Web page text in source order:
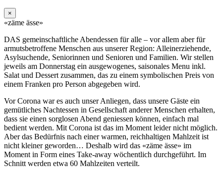
×
«zäme ässe»
DAS gemeinschaftliche Abendessen für alle – vor allem aber für
armutsbetroffene Menschen aus unserer Region: Alleinerziehende,
Asylsuchende, Seniorinnen und Senioren und Familien. Wir stellen
jeweils am Donnerstag ein ausgewogenes, saisonales Menu inkl.
Salat und Dessert zusammen, das zu einem symbolischen Preis von
einem Franken pro Person abgegeben wird.
Vor Corona war es auch unser Anliegen, dass unsere Gäste ein
gemütliches Nachtessen in Gesellschaft anderer Menschen erhalten,
dass sie einen sorglosen Abend geniessen können, einfach mal
bedient werden. Mit Corona ist das im Moment leider nicht möglich.
Aber das Bedürfnis nach einer warmen, reichhaltigen Mahlzeit ist
nicht kleiner geworden… Deshalb wird das «zäme ässe» im
Moment in Form eines Take-away wöchentlich durchgeführt. Im
Schnitt werden etwa 60 Mahlzeiten verteilt.